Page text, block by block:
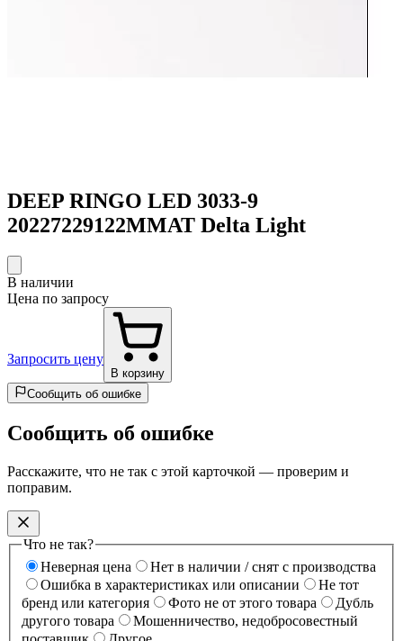
DEEP RINGO LED 3033-9
20227229122MMAT Delta Light
В наличии
Цена по запросу
Запросить цену
В корзину
Сообщить об ошибке
Сообщить об ошибке
Расскажите, что не так с этой карточкой — проверим и
поправим.
Что не так?
Неверная цена
Нет в наличии / снят с производства
Ошибка в характеристиках или описании
Не тот
бренд или категория
Фото не от этого товара
Дубль
другого товара
Мошенничество, недобросовестный